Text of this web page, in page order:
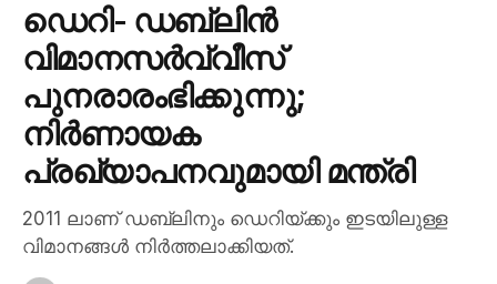
ഡെറി- ഡബ്ലിൻ
വിമാനസർവ്വീസ്
പുനരാരംഭിക്കുന്നു;
നിർണായക
പ്രഖ്യാപനവുമായി മന്ത്രി
2011 ലാണ് ഡബ്ലിനും ഡെറിയ്ക്കും ഇടയിലുള്ള
വിമാനങ്ങൾ നിർത്തലാക്കിയത്.